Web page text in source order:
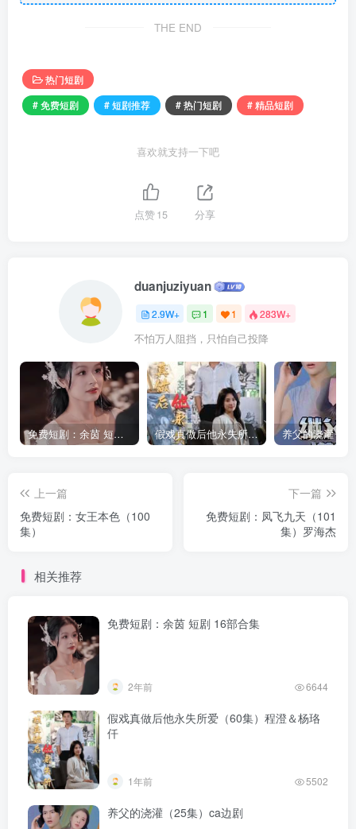
THE END
热门短剧
# 免费短剧
# 短剧推荐 # 热门短剧 # 精品短剧
喜欢就支持一下吧
点赞15 分享
duanjuziyuan
2.9W+ 1 1 283W+
不怕万人阻挡，只怕自己投降
免费短剧：余茵 短剧 16部合集 假戏真做后他永失所爱（60集）程澄＆杨珞仟
上一篇
免费短剧：女王本色（100
集）
下一篇
免费短剧：凤飞九天（101
集）罗海杰
相关推荐
免费短剧：余茵 短剧 16部合集
2年前 6644
假戏真做后他永失所爱（60集）程澄＆杨珞
仟
1年前 5502
养父的浇灌（25集）ca边剧